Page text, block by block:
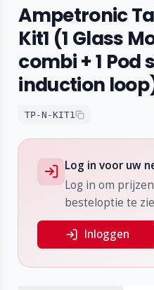
Ampetronic
Kit1 (1 Glass
combi + 1 Pod
induction
TP-N-KIT1
Log in voor uw
Log in om
besteloptie te
Inloggen